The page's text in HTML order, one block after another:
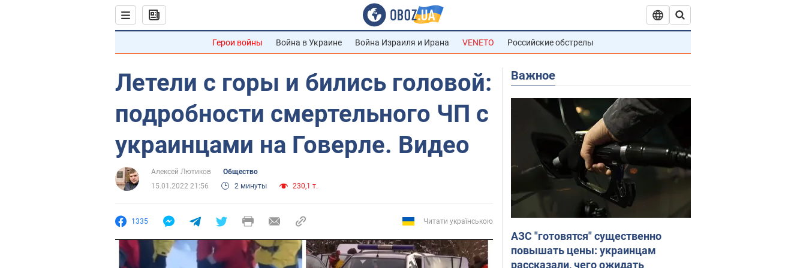
Герои войны Война в Украине Война Израиля и Ирана VENETO Российские обстрелы
Летели с горы и бились головой:
подробности смертельного ЧП с
украинцами на Говерле. Видео
Алексей Лютиков
Общество
15.01.2022 21:56
2 минуты 230,1 т.
1335 Читати українською
Важное
АЗС "готовятся" существенно
повышать цены: украинцам
рассказали, чего ожидать